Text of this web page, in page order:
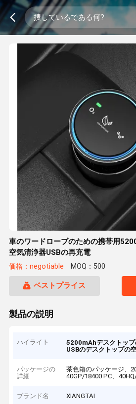
車のワードローブのための携帯用
空気清浄器USBの再充電
価格：negotiable MOQ：500
ベストプライス
製品の説明
ハイライト 5200mAhデスクトッ
USBのデスクトップの
パッケージの
詳細
茶色箱のパッケージ、
40GP/18400 PC、
ブランド名 XIANGTAI